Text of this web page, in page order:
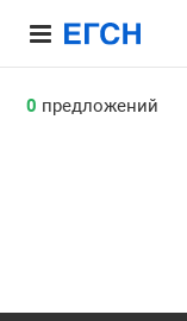
0 предложений